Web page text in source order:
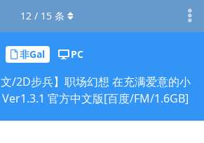
非Gal PC
/2D步兵】职场幻想 在充满爱意的小
官方中文版[百度/FM/1.6GB]
12 / 15 条